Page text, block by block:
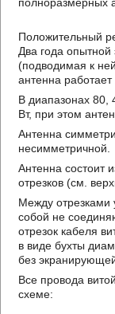
Положительный
Два года опытной
(подводимая к
антенна
В диапазонах 80,
Вт, при этом
Антенна
несимметричной.
Антенна состоит
отрезков (см.
Между отрезками
собой не
отрезок кабеля
в виде бухты
без
Все провода
схеме: